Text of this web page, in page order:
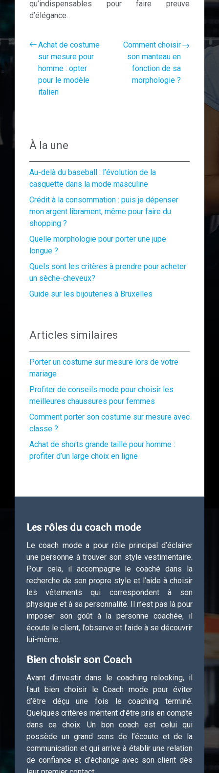
qu’indispensables pour faire preuve
d’élégance.
Achat de costume
sur mesure pour
homme : opter
pour le modèle
italien
Comment choisir
son manteau en
fonction de sa
morphologie ?
À la une
Au-delà du baseball : l’évolution de la
casquette dans la mode masculine
Crédit à la consommation : puis je dépenser
mon argent librament, même pour faire du
shopping ?
Quelle morphologie pour porter une jupe
longue ?
Quels sont les critères à prendre pour acheter
un sèche-cheveux?
Guide sur les bijouteries à Bruxelles
Articles similaires
Porter un costume sur mesure lors de votre
mariage
Profiter de conseils mode pour choisir les
meilleures chaussures pour femmes
Comment porter son costume sur mesure avec
classe ?
Achat de shorts grande taille pour homme :
profiter d’un large choix en ligne
Les rôles du coach mode
Le coach mode a pour rôle principal d’éclairer
une personne à trouver son style vestimentaire.
Pour cela, il accompagne le coaché dans la
recherche de son propre style et l’aide à choisir
les vêtements qui correspondent à son
physique et à sa personnalité. Il n’est pas là pour
imposer son goût à la personne coachée, il
écoute le client, l’observe et l’aide à se découvrir
lui-même.
Bien choisir son Coach
Avant d’investir dans le coaching relooking, il
faut bien choisir le Coach mode pour éviter
d’être déçu une fois le coaching terminé.
Quelques critères méritent d’être pris en compte
dans ce choix. Un bon coach est celui qui
possède un grand sens de l’écoute et de la
communication et qui arrive à établir une relation
de confiance et d’échange avec son client dès